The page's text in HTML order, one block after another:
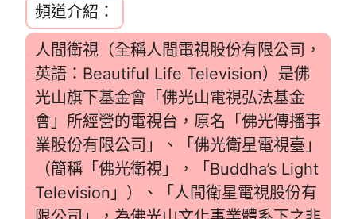
頻道介紹：
人間衛視（全稱人間電視股份有限公司，
英語：Beautiful Life Television）是佛
光山旗下基金會「佛光山電視弘法基金
會」所經營的電視台，原名「佛光傳播事
業股份有限公司」、「佛光衛星電視臺」
（簡稱「佛光衛視」，「Buddha’s Light
Television」）、「人間衛星電視股份有